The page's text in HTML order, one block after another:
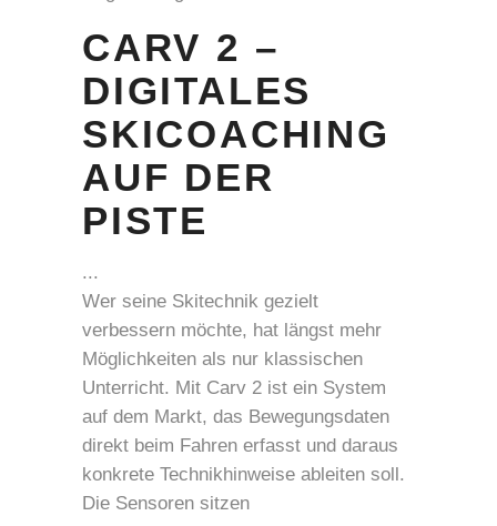
CARV 2 –
DIGITALES
SKICOACHING
AUF DER
PISTE
Wer seine Skitechnik gezielt
verbessern möchte, hat längst mehr
Möglichkeiten als nur klassischen
Unterricht. Mit Carv 2 ist ein System
auf dem Markt, das Bewegungsdaten
direkt beim Fahren erfasst und daraus
konkrete Technikhinweise ableiten soll.
Die Sensoren sitzen